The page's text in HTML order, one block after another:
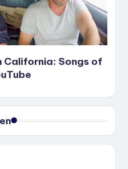
California: Songs of